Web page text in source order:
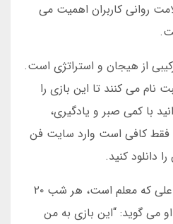
روانی کاربران اهمیت می
از هیجان و استراتژی است.
نام می کنند تا این بازی را
با کمی صبر و یادگیری،
فقط کافی است وارد سایت فن
دانلود کنید.
یک داستان واقعی: دوستم علی که معلم است، هر شب ۲۰
می گوید: “این بازی به من